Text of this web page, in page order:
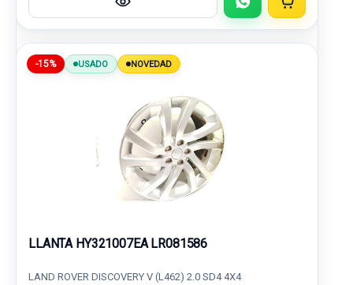
-15% USADO NOVEDAD
LLANTA HY321007EA LR081586
LAND ROVER DISCOVERY V (L462) 2.0 SD4 4X4